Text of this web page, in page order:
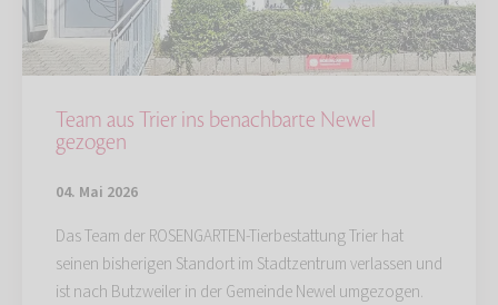
Team aus Trier ins benachbarte Newel
gezogen
04. Mai 2026
Das Team der ROSENGARTEN-Tierbestattung Trier hat
seinen bisherigen Standort im Stadtzentrum verlassen und
ist nach Butzweiler in der Gemeinde Newel umgezogen.